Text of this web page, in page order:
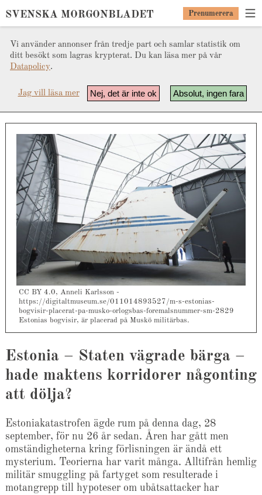
Vi använder annonser från tredje part och samlar statistik om
ditt besökt som lagras krypterat. Du kan läsa mer på vår
Datapolicy.
Absolut, ingen fara
Nej, det är inte ok
Jag vill läsa mer
SVENSKA MORGONBLADET Prenumerera
CC BY 4.0, Anneli Karlsson -
https://digitaltmuseum.se/011014893527/m-s-estonias-
bogvisir-placerat-pa-musko-orlogsbas-foremalsnummer-sm-2829
Estonias bogvisir, är placerad på Muskö militärbas.
Estonia – Staten vägrade bärga –
hade maktens korridorer någonting
att dölja?
Estoniakatastrofen ägde rum på denna dag, 28
september, för nu 26 år sedan. Åren har gått men
omständigheterna kring förlisningen är ändå ett
mysterium. Teorierna har varit många. Alltifrån hemlig
militär smuggling på fartyget som resulterade i
motangrepp till hypoteser om ubåtsattacker har